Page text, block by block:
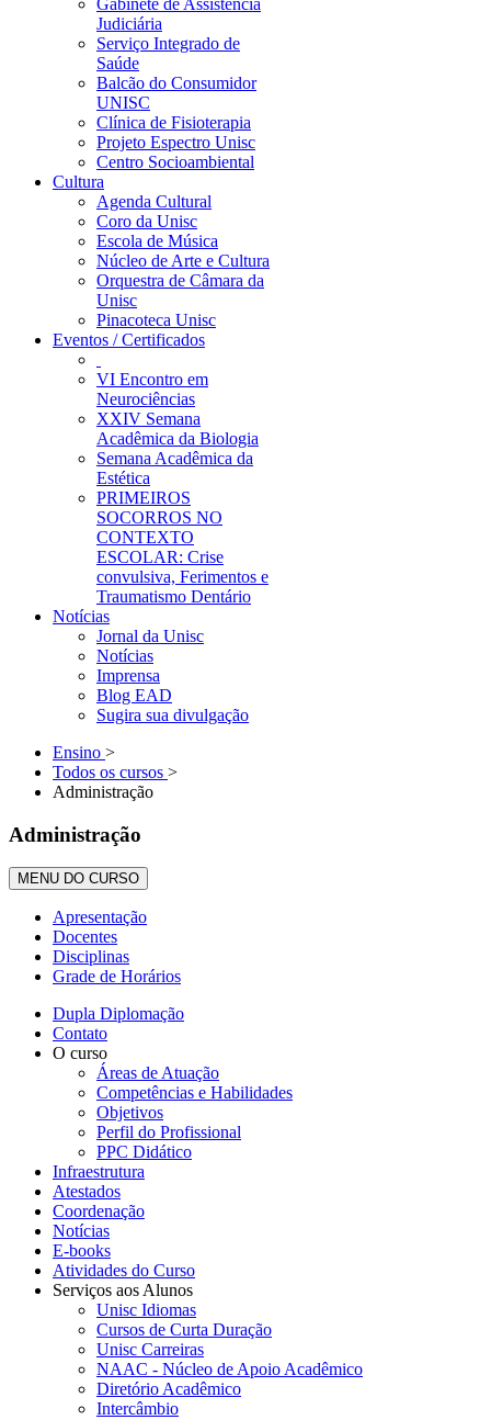
Gabinete de Assistência
Judiciária
Serviço Integrado de
Saúde
Balcão do Consumidor
UNISC
Clínica de Fisioterapia
Projeto Espectro Unisc
Centro Socioambiental
Cultura
Agenda Cultural
Coro da Unisc
Escola de Música
Núcleo de Arte e Cultura
Orquestra de Câmara da
Unisc
Pinacoteca Unisc
Eventos / Certificados
VI Encontro em
Neurociências
XXIV Semana
Acadêmica da Biologia
Semana Acadêmica da
Estética
PRIMEIROS
SOCORROS NO
CONTEXTO
ESCOLAR: Crise
convulsiva, Ferimentos e
Traumatismo Dentário
Notícias
Jornal da Unisc
Notícias
Imprensa
Blog EAD
Sugira sua divulgação
Ensino >
Todos os cursos >
Administração
Administração
MENU DO CURSO
Apresentação
Docentes
Disciplinas
Grade de Horários
Dupla Diplomação
Contato
O curso
Áreas de Atuação
Competências e Habilidades
Objetivos
Perfil do Profissional
PPC Didático
Infraestrutura
Atestados
Coordenação
Notícias
E-books
Atividades do Curso
Serviços aos Alunos
Unisc Idiomas
Cursos de Curta Duração
Unisc Carreiras
NAAC - Núcleo de Apoio Acadêmico
Diretório Acadêmico
Intercâmbio